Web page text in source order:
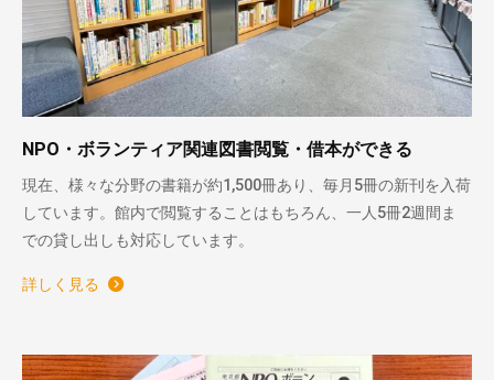
NPO・ボランティア関連図書閲覧・借本ができる
現在、様々な分野の書籍が約1,500冊あり、毎月5冊の新刊を入荷
しています。館内で閲覧することはもちろん、一人5冊2週間ま
での貸し出しも対応しています。
詳しく見る